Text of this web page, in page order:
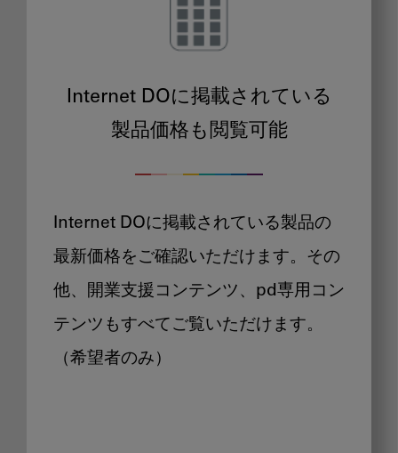
Internet DOに掲載されている
製品価格も閲覧可能
Internet DOに掲載されている製品の
最新価格をご確認いただけます。その
他、開業支援コンテンツ、pd専用コン
テンツもすべてご覧いただけます。
（希望者のみ）